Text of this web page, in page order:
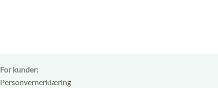
For kunder:
Personvernerklæring